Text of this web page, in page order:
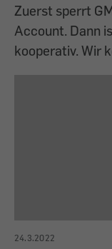
Zuerst sperrt
Account. Dann
kooperativ. Wir
24.3.2022